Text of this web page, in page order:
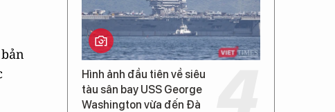
Hình ảnh đầu tiên về siêu
tàu sân bay USS George
Washington vừa đến Đà